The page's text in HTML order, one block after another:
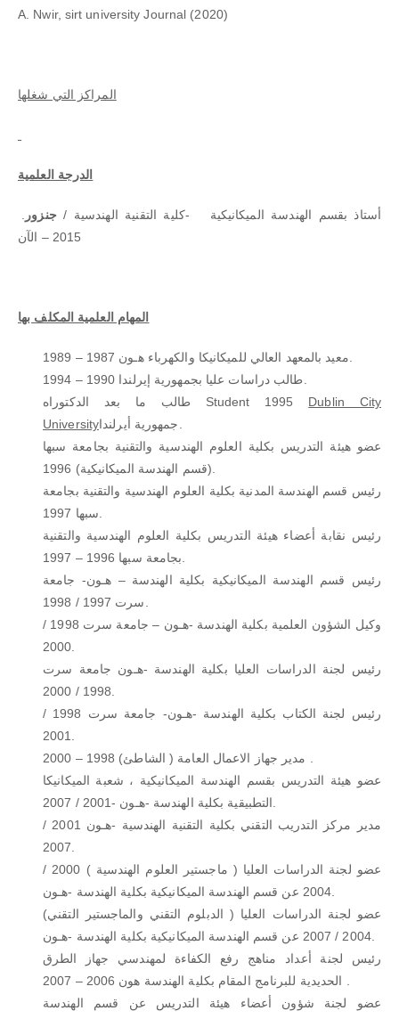
A. Nwir, sirt university Journal (2020)
المراكز التي شغلها
الدرجة العلمية
أستاذ بقسم الهندسة الميكانيكية -كلية التقنية الهندسية /جنزور
2015 – الآن
المهام العلمية المكلف بها
طالب ما بعد الدكتوراه Student 1995 Dublin City
University
عضو هيئة التدريس بكلية العلوم الهندسية والتقنية بجامعة سبها
رئيس قسم الهندسة المدنية بكلية العلوم الهندسية والتقنية بجامعة
رئيس نقابة أعضاء هيئة التدريس بكلية العلوم الهندسية والتقنية
رئيس قسم الهندسة الميكانيكية بكلية الهندسة – هـون- جامعة
وكيل الشؤون العلمية بكلية الهندسة -هـون – جامعة سرت 1998 /
رئيس لجنة الدراسات العليا بكلية الهندسة -هـون جامعة سرت
رئيس لجنة الكتاب بكلية الهندسة -هـون- جامعة سرت 1998 /
عضو هيئة التدريس بقسم الهندسة الميكانيكية ، شعبة الميكانيكا
مدير مركز التدريب التقني بكلية التقنية الهندسية -هـون 2001 /
عضو لجنة الدراسات العليا ( ماجستير العلوم الهندسية ) 2000 /
عضو لجنة الدراسات العليا ( الدبلوم التقني والماجستير التقني)
2004 / 2007 عن قسم الهندسة الميكانيكية بكلية الهندسة -هـون.
رئيس لجنة أعداد مناهج رفع الكفاءة لمهندسي جهاز الطرق
عضو لجنة شؤون أعضاء هيئة التدريس عن قسم الهندسة